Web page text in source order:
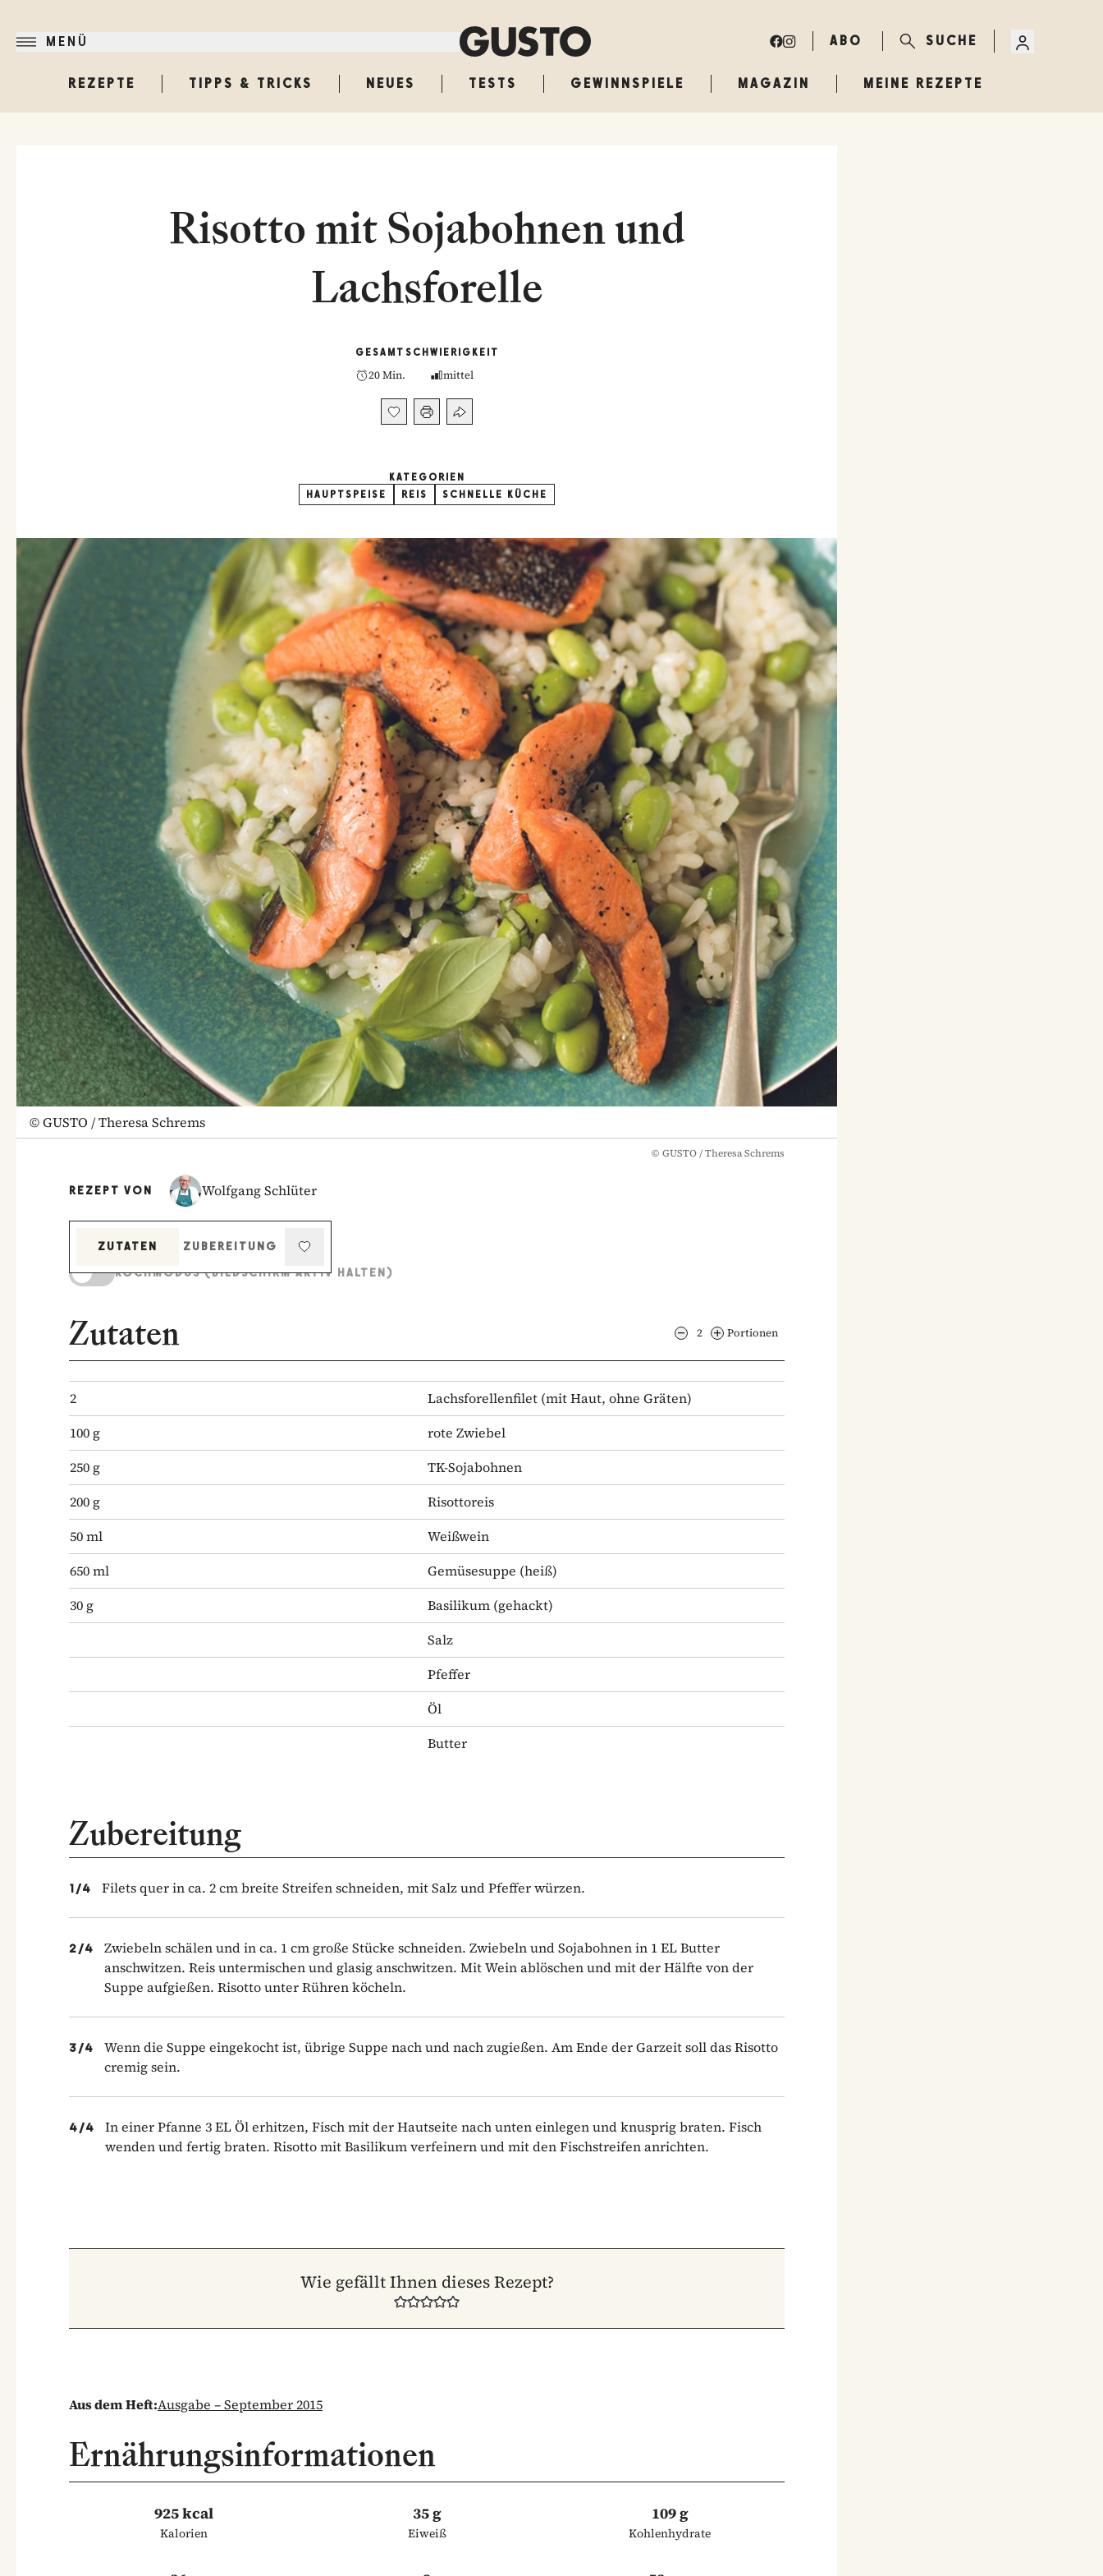
MENÜ ABO SUCHE
REZEPTE TIPPS & TRICKS NEUES TESTS GEWINNSPIELE MAGAZIN MEINE REZEPTE
Risotto mit Sojabohnen und
Lachsforelle
GESAMT
20 Min.
SCHWIERIGKEIT
mittel
KATEGORIEN
HAUPTSPEISE
REIS SCHNELLE KÜCHE
©GUSTO / Theresa Schrems
© GUSTO / Theresa Schrems
REZEPT VON Wolfgang Schlüter
ZUTATEN
ZUBEREITUNG
KOCHMODUS (BILDSCHIRM AKTIV HALTEN)
Zutaten 2 Portionen
2 Lachsforellenfilet (mit Haut, ohne Gräten)
100 g
rote Zwiebel
250 g
TK-Sojabohnen
200 g
Risottoreis
50ml
Weißwein
650ml Gemüsesuppe (heiß)
30 g Basilikum (gehackt)
Salz
Pfeffer
Öl
Butter
Zubereitung
1/4 Filets quer in ca. 2 cm breite Streifen schneiden, mit Salz und Pfeffer würzen.
2/4
Zwiebeln schälen und in ca. 1 cm große Stücke schneiden. Zwiebeln und Sojabohnen in 1 EL Butter
anschwitzen. Reis untermischen und glasig anschwitzen. Mit Wein ablöschen und mit der Hälfte von der
Suppe aufgießen. Risotto unter Rühren köcheln.
3/4
Wenn die Suppe eingekocht ist, übrige Suppe nach und nach zugießen. Am Ende der Garzeit soll das Risotto
cremig sein.
4/4
In einer Pfanne 3 EL Öl erhitzen, Fisch mit der Hautseite nach unten einlegen und knusprig braten. Fisch
wenden und fertig braten. Risotto mit Basilikum verfeinern und mit den Fischstreifen anrichten.
Wie gefällt Ihnen dieses Rezept?
Aus dem Heft:Ausgabe – September 2015
Ernährungsinformationen
925 kcal
Kalorien
35 g
Eiweiß
109 g
Kohlenhydrate